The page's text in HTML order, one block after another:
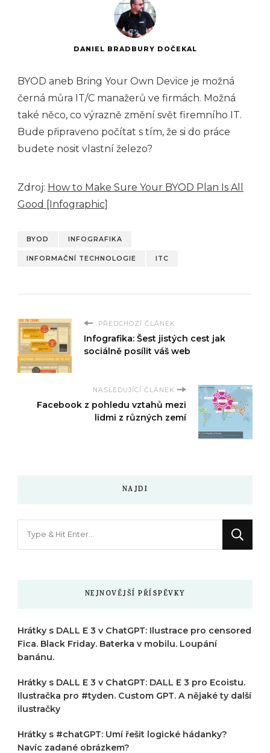
DANIEL BRADBURY DOČEKAL
BYOD aneb Bring Your Own Device je možná
černá můra IT/C manažerů ve firmách. Možná
také něco, co výrazně změní svět firemního IT.
Bude připraveno počítat s tím, že si do práce
budete nosit vlastní železo?
Zdroj: How to Make Sure Your BYOD Plan Is All
Good [Infographic]
BYOD INFOGRAFIKA
INFORMAČNÍ TECHNOLOGIE ITC
PŘEDCHOZÍ ČLÁNEK
Infografika: Šest jistých cest jak
sociálně posílit váš web
NASLEDUJÍCÍ ČLÁNEK
Facebook z pohledu vztahů mezi
lidmi z různých zemí
NAJDI
NEJNOVĚJŠÍ PŘÍSPĚVKY
Hrátky s DALL E 3 v ChatGPT: Ilustrace pro censored
Fica. Black Friday. Baterka v mobilu. Loupání
banánu.
Hrátky s DALL E 3 v ChatGPT: DALL E 3 pro Ecoistu.
Ilustračka pro #tyden. Custom GPT. A nějaké ty další
ilustračky
Hrátky s #chatGPT: Umí řešit logické hádanky?
Navíc zadané obrázkem?